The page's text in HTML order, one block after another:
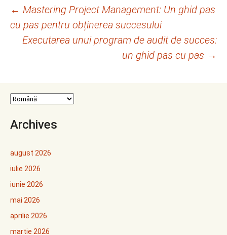
Navigare
în
← Mastering Project Management: Un ghid pas
cu pas pentru obținerea succesului
Executarea unui program de audit de succes:
un ghid pas cu pas →
Archives
august 2026
iulie 2026
iunie 2026
mai 2026
aprilie 2026
martie 2026